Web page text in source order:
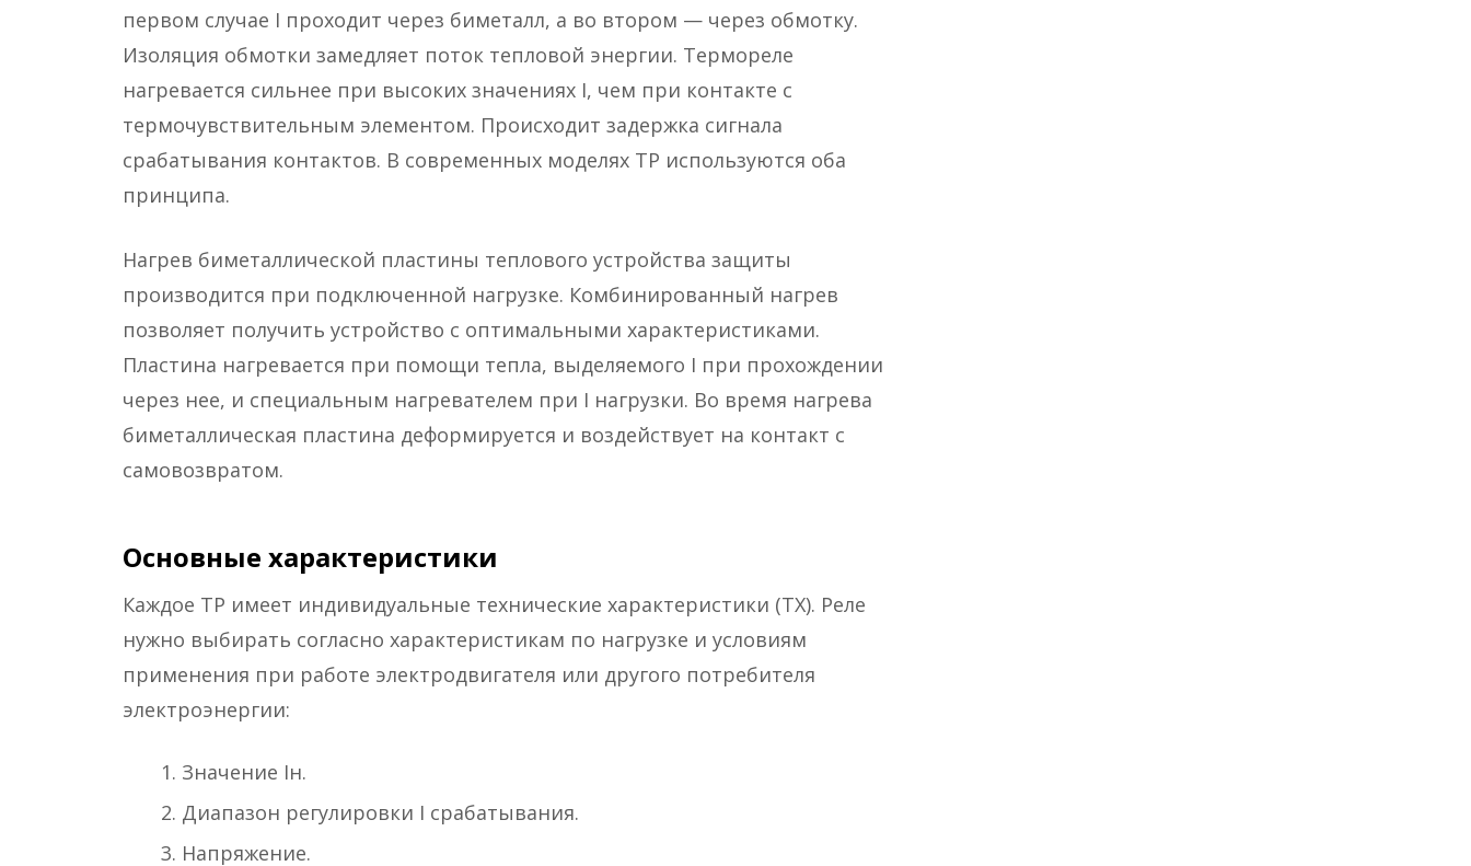
первом случае I проходит через биметалл, а во втором — через обмотку.
Изоляция обмотки замедляет поток тепловой энергии. Термореле
нагревается сильнее при высоких значениях I, чем при контакте с
термочувствительным элементом. Происходит задержка сигнала
срабатывания контактов. В современных моделях ТР используются оба
принципа.
Нагрев биметаллической пластины теплового устройства защиты
производится при подключенной нагрузке. Комбинированный нагрев
позволяет получить устройство с оптимальными характеристиками.
Пластина нагревается при помощи тепла, выделяемого I при прохождении
через нее, и специальным нагревателем при I нагрузки. Во время нагрева
биметаллическая пластина деформируется и воздействует на контакт с
самовозвратом.
Основные характеристики
Каждое ТР имеет индивидуальные технические характеристики (ТХ). Реле
нужно выбирать согласно характеристикам по нагрузке и условиям
применения при работе электродвигателя или другого потребителя
электроэнергии:
Значение Iн.
Диапазон регулировки I срабатывания.
Напряжение.